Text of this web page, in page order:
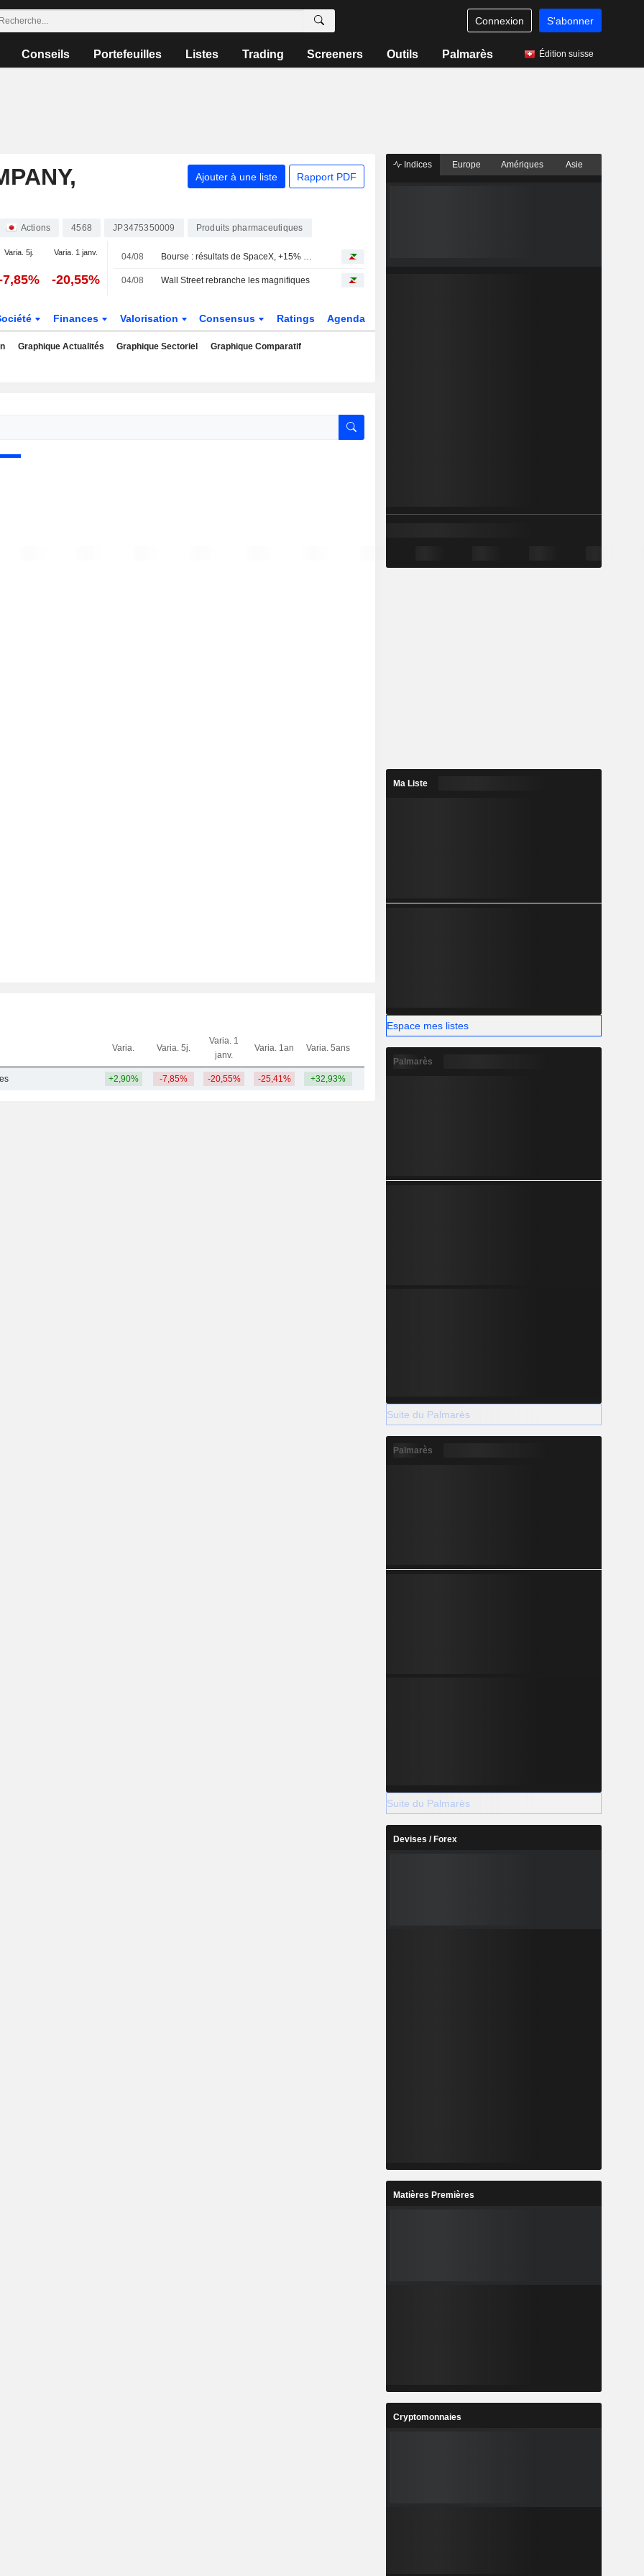
Connexion S'abonner
Conseils Portefeuilles Listes Trading Screeners Outils Palmarès Édition suisse
Ajouter à une liste Rapport PDF
Actions 4568 JP3475350009 Produits pharmaceutiques
Varia. 5j. Varia. 1 janv.
7,85% -20,55%
04/08 Bourse : résultats de SpaceX, +15% pour Palantir, 30 à 40 MdsUSD pour Shein
04/08 Wall Street rebranche les magnifiques
Finances Valorisation Consensus Ratings Agenda
Graphique Actualités Graphique Sectoriel Graphique Comparatif
Varia. Varia. 5j.
Varia. 1
janv.
Varia. 1an Varia. 5ans Capi. CT MT LT
+2,90% -7,85% -20,55% -25,41% +32,93%
Indices Europe Amériques Asie
Ma Liste
Espace mes listes
Palmarès
Suite du Palmarès
Palmarès
Suite du Palmarès
Devises / Forex
Matières Premières
Cryptomonnaies